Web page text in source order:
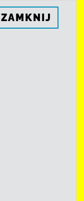
ZAMKNIJ